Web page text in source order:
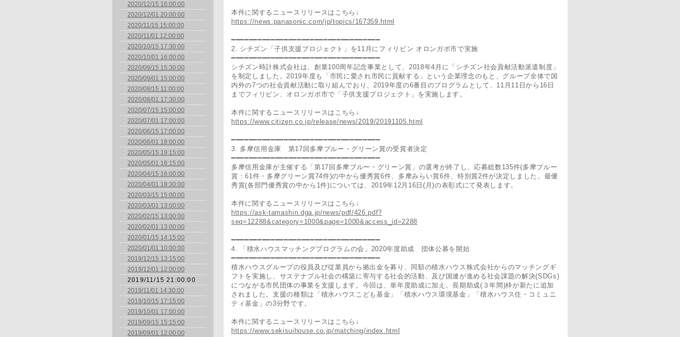
2020/12/15 16:00:00
2020/12/01 20:00:00
2020/11/15 15:00:00
2020/11/01 12:00:00
2020/10/15 17:30:00
2020/10/01 16:00:00
2020/09/15 15:30:00
2020/09/01 15:00:00
2020/08/15 11:00:00
2020/08/01 17:30:00
2020/07/15 15:00:00
2020/07/01 17:00:00
2020/06/15 17:00:00
2020/06/01 18:00:00
2020/05/15 19:15:00
2020/05/01 16:15:00
2020/04/15 16:00:00
2020/04/01 18:30:00
2020/03/15 15:00:00
2020/03/01 13:00:00
2020/02/15 13:00:00
2020/02/01 13:00:00
2020/01/15 14:15:00
2020/01/01 10:00:00
2019/12/15 13:15:00
2019/12/01 12:00:00
2019/11/15 21:00:00
2019/11/01 14:30:00
2019/10/15 17:15:00
2019/10/01 17:00:00
2019/09/15 15:15:00
2019/09/01 12:00:00
本件に関するニュースリリースはこちら↓
https://news.panasonic.com/jp/topics/167359.html
━━━━━━━━━━━━━━━━━━━━━━━━━━━━━━━━━━
2. シチズン「子供支援プロジェクト」を11月にフィリピン オロンガポ市で実施
━━━━━━━━━━━━━━━━━━━━━━━━━━━━━━━━━━
シチズン時計株式会社は、創業100周年記念事業として、2018年4月に「シチズン社会貢献活動派遣制度」
を制定しました。2019年度も「市民に愛され市民に貢献する」という企業理念のもと、グループ全体で国
内外の7つの社会貢献活動に取り組んでおり、2019年度の6番目のプログラムとして、11月11日から16日
までフィリピン、オロンガポ市で「子供支援プロジェクト」を実施します。
本件に関するニュースリリースはこちら↓
https://www.citizen.co.jp/release/news/2019/20191105.html
━━━━━━━━━━━━━━━━━━━━━━━━━━━━━━━━━━
3. 多摩信用金庫 第17回多摩ブルー・グリーン賞の受賞者決定
━━━━━━━━━━━━━━━━━━━━━━━━━━━━━━━━━━
多摩信用金庫が主催する「第17回多摩ブルー・グリーン賞」の選考が終了し、応募総数135件(多摩ブルー
賞：61件・多摩グリーン賞74件)の中から優秀賞6件、多摩みらい賞6件、特別賞2件が決定しました。最優
秀賞(各部門優秀賞の中から1件)については、2019年12月16日(月)の表彰式にて発表します。
本件に関するニュースリリースはこちら↓
https://ask-tamashin.dga.jp/news/pdf/426.pdf?
seq=12288&category=1000&page=1000&access_id=2288
━━━━━━━━━━━━━━━━━━━━━━━━━━━━━━━━━━
4. 「積水ハウスマッチングプログラムの会」2020年度助成 団体公募を開始
━━━━━━━━━━━━━━━━━━━━━━━━━━━━━━━━━━
積水ハウスグループの役員及び従業員から拠出金を募り、同額の積水ハウス株式会社からのマッチングギ
フトを実施し、サステナブル社会の構築に寄与する社会的活動、及び国連が進める社会課題の解決(SDGs)
につながる市民団体の事業を支援します。今回は、単年度助成に加え、長期助成(３年間)枠が新たに追加
されました。支援の種類は「積水ハウスこども基金」「積水ハウス環境基金」「積水ハウス住・コミュニ
ティ基金」の3分野です。
本件に関するニュースリリースはこちら↓
https://www.sekisuihouse.co.jp/matching/index.html